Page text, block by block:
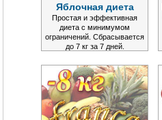
Яблочная диета
Простая и эффективная
диета с минимумом
ограничений. Сбрасывается
до 7 кг за 7 дней.